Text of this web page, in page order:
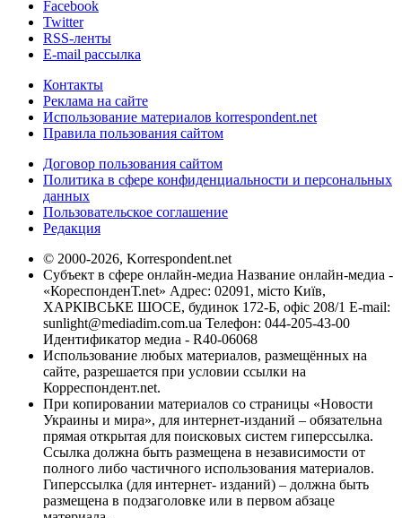
Facebook
Twitter
RSS-ленты
E-mail рассылка
Контакты
Реклама на сайте
Использование материалов korrespondent.net
Правила пользования сайтом
Договор пользования сайтом
Политика в сфере конфиденциальности и персональных
данных
Пользовательское соглашение
Редакция
© 2000-2026, Korrespondent.net
Субъект в сфере онлайн-медиа Название онлайн-медиа -
«КореспонденТ.net» Адрес: 02091, місто Київ,
ХАРКІВСЬКЕ ШОСЕ, будинок 172-Б, офіс 208/1 E-mail:
sunlight@mediadim.com.ua Телефон: 044-205-43-00
Идентификатор медиа - R40-06068
Использование любых материалов, размещённых на
сайте, разрешается при условии ссылки на
Корреспондент.net.
При копировании материалов со страницы «Новости
Украины и мира», для интернет-изданий – обязательна
прямая открытая для поисковых систем гиперссылка.
Ссылка должна быть размещена в независимости от
полного либо частичного использования материалов.
Гиперссылка (для интернет- изданий) – должна быть
размещена в подзаголовке или в первом абзаце